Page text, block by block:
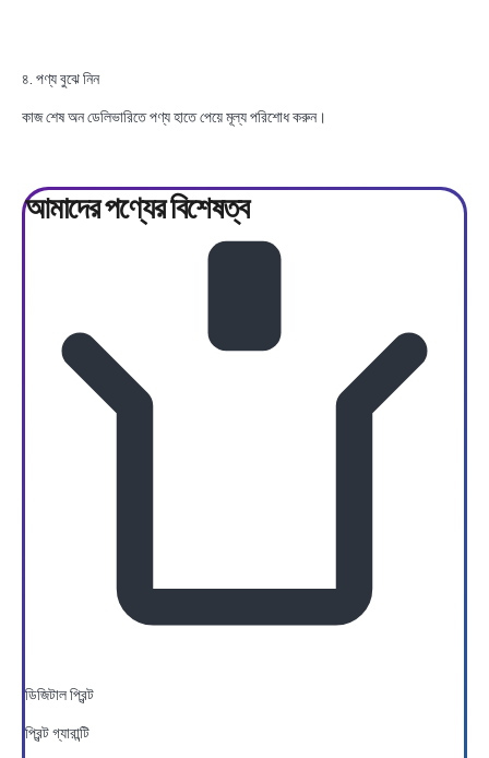
৪. পণ্য বুঝে নিন
কাজ শেষ অন ডেলিভারিতে পণ্য হাতে পেয়ে মূল্য পরিশোধ করুন।
আমাদের পণ্যেরবিশেষত্ব
ডিজিটাল প্রিন্ট
প্রিন্ট গ্যারান্টি